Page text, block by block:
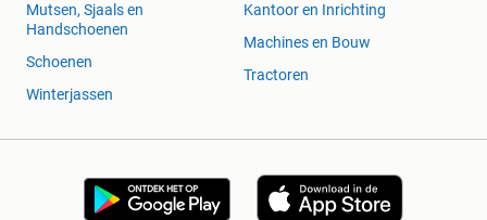
Mutsen, Sjaals en
Handschoenen
Schoenen
Winterjassen
Kantoor en Inrichting
Machines en Bouw
Tractoren